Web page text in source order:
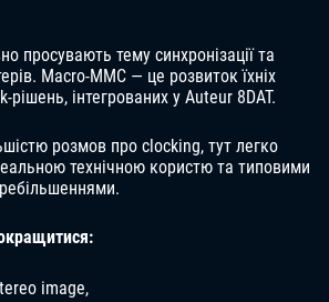
просувають тему синхронізації та
Macro-MMC — це розвиток їхніх
інтегрованих у Auteur 8DAT.
розмов про clocking, тут легко
технічною користю та типовими
image,